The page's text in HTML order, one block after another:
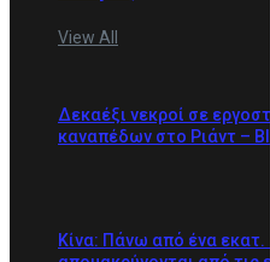
View All
Δεκαέξι νεκροί σε
καναπέδων στο Ριάντ –
Κίνα: Πάνω από ένα